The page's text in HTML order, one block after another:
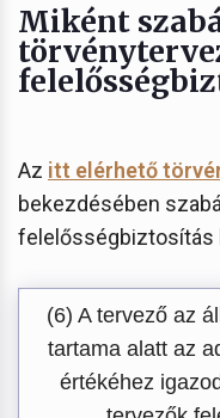
Miként
Az itt elérhető
bekezdésében
felelősségbiztosítás
(6) A tervező az
tartama alatt az
értékéhez